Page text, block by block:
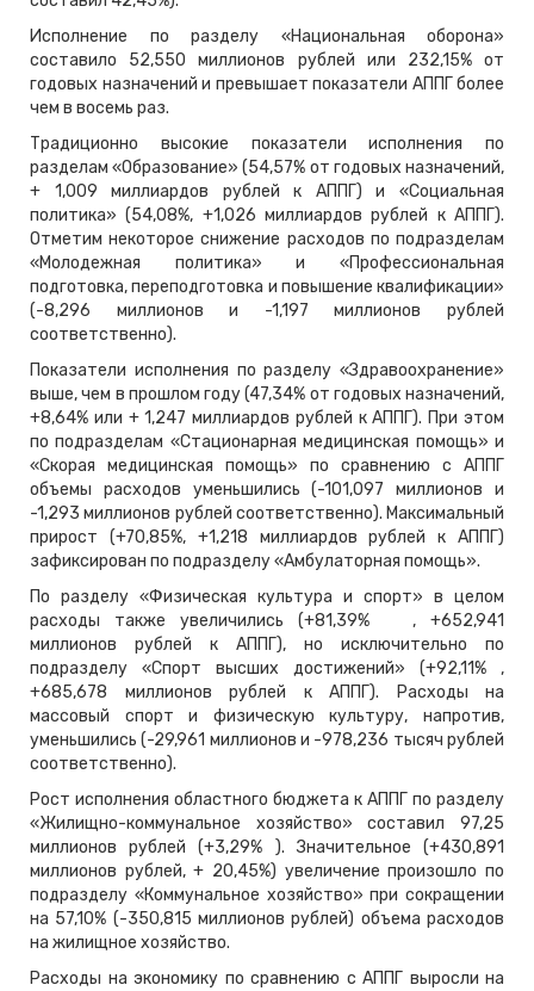
Исполнение по разделу «Национальная оборона»
составило 52,550 миллионов рублей или 232,15% от
годовых назначений и превышает показатели АППГ более
чем в восемь раз.
Традиционно высокие показатели исполнения по
разделам «Образование» (54,57% от годовых назначений,
+ 1,009 миллиардов рублей к АППГ) и «Социальная
политика» (54,08%, +1,026 миллиардов рублей к АППГ).
Отметим некоторое снижение расходов по подразделам
«Молодежная политика» и «Профессиональная
подготовка, переподготовка и повышение квалификации»
(-8,296 миллионов и -1,197 миллионов рублей
соответственно).
Показатели исполнения по разделу «Здравоохранение»
выше, чем в прошлом году (47,34% от годовых назначений,
+8,64% или + 1,247 миллиардов рублей к АППГ). При этом
по подразделам «Стационарная медицинская помощь» и
«Скорая медицинская помощь» по сравнению с АППГ
объемы расходов уменьшились (-101,097 миллионов и
-1,293 миллионов рублей соответственно). Максимальный
прирост (+70,85%, +1,218 миллиардов рублей к АППГ)
зафиксирован по подразделу «Амбулаторная помощь».
По разделу «Физическая культура и спорт» в целом
расходы также увеличились (+81,39% , +652,941
миллионов рублей к АППГ), но исключительно по
подразделу «Спорт высших достижений» (+92,11% ,
+685,678 миллионов рублей к АППГ). Расходы на
массовый спорт и физическую культуру, напротив,
уменьшились (-29,961 миллионов и -978,236 тысяч рублей
соответственно).
Рост исполнения областного бюджета к АППГ по разделу
«Жилищно-коммунальное хозяйство» составил 97,25
миллионов рублей (+3,29% ). Значительное (+430,891
миллионов рублей, + 20,45%) увеличение произошло по
подразделу «Коммунальное хозяйство» при сокращении
на 57,10% (-350,815 миллионов рублей) объема расходов
на жилищное хозяйство.
Расходы на экономику по сравнению с АППГ выросли на